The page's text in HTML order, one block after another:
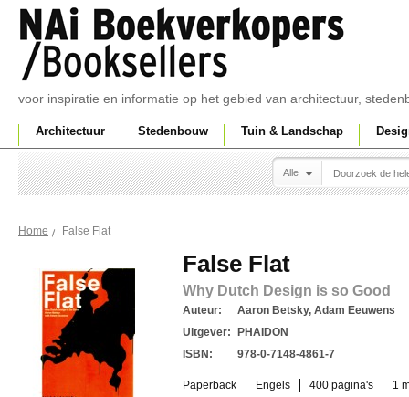
voor inspiratie en informatie op het gebied van architectuur,
Architectuur Stedenbouw Tuin & Landschap
Alle
Home False Flat
False Flat
Why Dutch Design is so Good
Auteur:
Aaron Betsky, Adam Eeuwens
Uitgever:
PHAIDON
ISBN:
978-0-7148-4861-7
Paperback Engels 400 pagina's 1